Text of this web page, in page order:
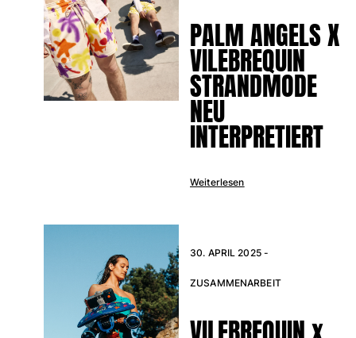
Accessoires
Alle Accessoires anzeigen
Kappen und Anglerhüte
Alle Kappen und Anglerhüte anzeigen
Unisex-Handtuch
Alle Strandtücher & Pareos anzeigen
Taschen
Strandtaschen
PALM ANGELS X
VILEBREQUIN
STRANDMODE
NEU
INTERPRETIERT
Weiterlesen
30. APRIL 2025 -
ZUSAMMENARBEIT